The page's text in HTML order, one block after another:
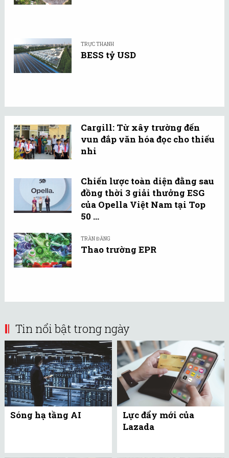
TRỰC THANH
BESS tỷ USD
Cargill: Từ xây trường đến
vun đắp văn hóa đọc cho thiếu
nhi
Chiến lược toàn diện đằng sau
đồng thời 3 giải thưởng ESG
của Opella Việt Nam tại Top
50 ...
TRẦN ĐĂNG
Thao trường EPR
Tin nổi bật trong ngày
Sóng hạ tầng AI
Lực đẩy mới của
Lazada